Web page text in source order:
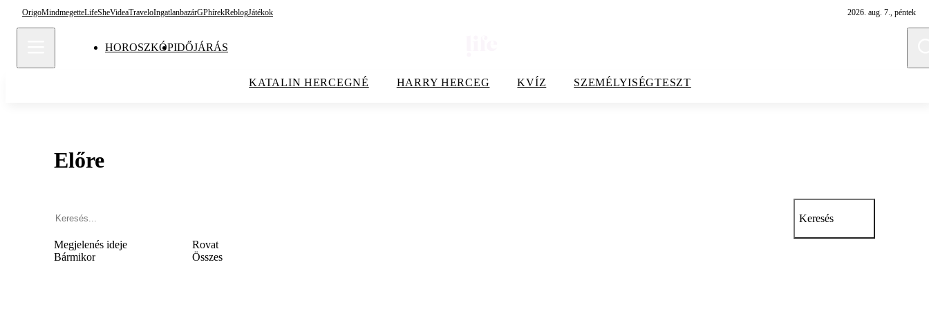
OrigoMindmegetteLifeSheVideaTraveloIngatlanbazárGPhírekReblogJátékok 2026. aug. 7., péntek
HOROSZKÓPIDŐJÁRÁS
KATALIN HERCEGNÉ HARRY HERCEG KVÍZ SZEMÉLYISÉGTESZT
Előre
Keresés
Megjelenés ideje
Bármikor
Rovat
Összes